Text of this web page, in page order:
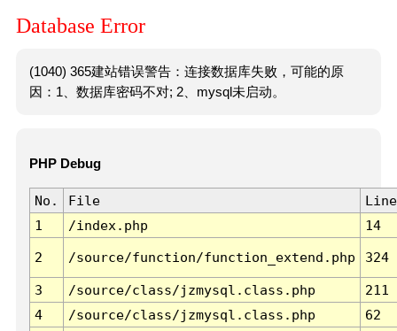
Database Error
(1040) 365建站错误警告：连接数据库失败，可能的原
因：1、数据库密码不对; 2、mysql未启动。
PHP Debug
No. File
Line
1
/index.php 14
2 /source/function/function_extend.php 324
3 /source/class/jzmysql.class.php
211
4
/source/class/jzmysql.class.php
62